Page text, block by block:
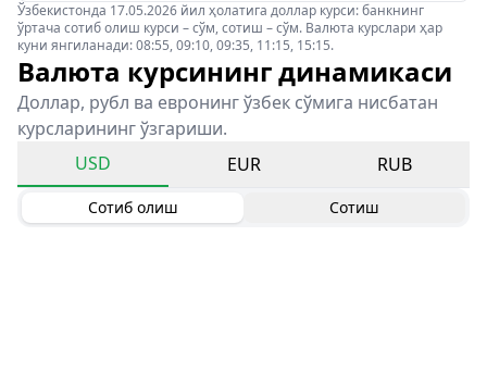
Ўзбекистонда 17.05.2026 йил ҳолатига доллар курси: банкнинг
ўртача сотиб олиш курси – сўм, сотиш – сўм. Валюта курслари ҳар
куни янгиланади: 08:55, 09:10, 09:35, 11:15, 15:15.
Валюта курсининг динамикаси
Доллар, рубл ва евронинг ўзбек сўмига нисбатан
курсларининг ўзгариши.
USD
EUR RUB
Сотиб олиш Сотиш